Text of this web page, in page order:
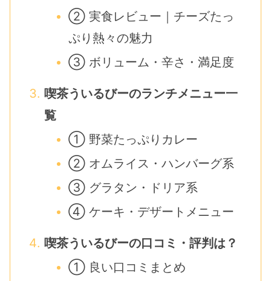
② 実食レビュー｜チーズたっ
ぷり熱々の魅力
③ ボリューム・辛さ・満足度
喫茶ういるびーのランチメニュー一
覧
① 野菜たっぷりカレー
② オムライス・ハンバーグ系
③ グラタン・ドリア系
④ ケーキ・デザートメニュー
喫茶ういるびーの口コミ・評判は？
① 良い口コミまとめ